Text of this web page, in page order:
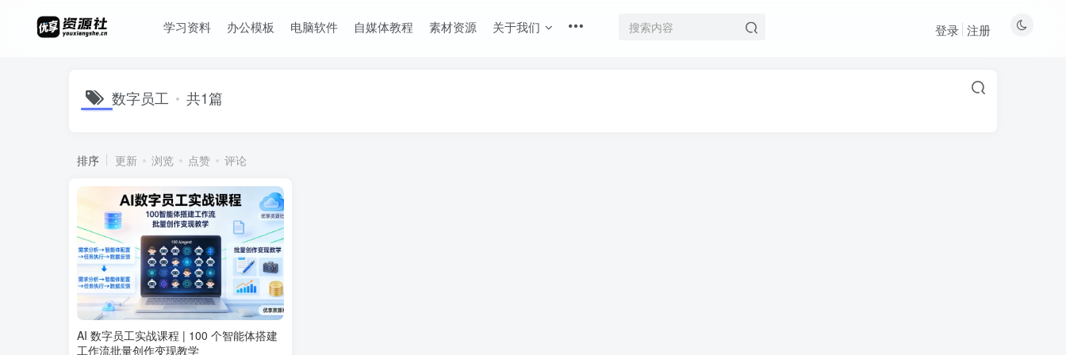
学习资料 办公模板 电脑软件 自媒体教程 素材资源 关于我们 登录 注册
数字员工 共1篇
排序 更新 浏览 点赞 评论
AI 数字员工实战课程 | 100 个智能体搭建
工作流批量创作变现教学